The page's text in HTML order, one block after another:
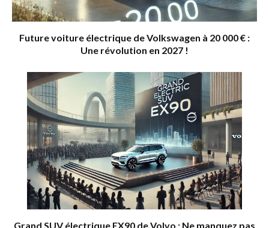
Future voiture électrique de Volkswagen à 20 000 € :
Une révolution en 2027 !
Grand SUV électrique EX90 de Volvo : Ne manquez pas